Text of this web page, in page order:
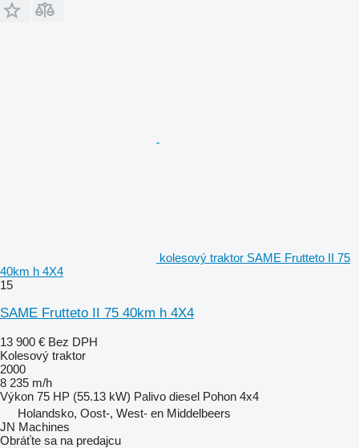
kolesový traktor SAME Frutteto II 75
40km h 4X4
15
SAME Frutteto II 75 40km h 4X4
13 900 € Bez DPH
Kolesový traktor
2000
8 235 m/h
Výkon 75 HP (55.13 kW) Palivo diesel Pohon 4x4
Holandsko, Oost-, West- en Middelbeers
JN Machines
Obráťte sa na predajcu